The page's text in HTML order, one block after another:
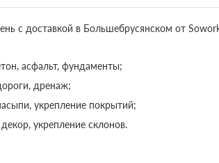
с доставкой в Большебрусянском от
асфальт, фундаменты;
дренаж;
укрепление покрытий;
укрепление склонов.